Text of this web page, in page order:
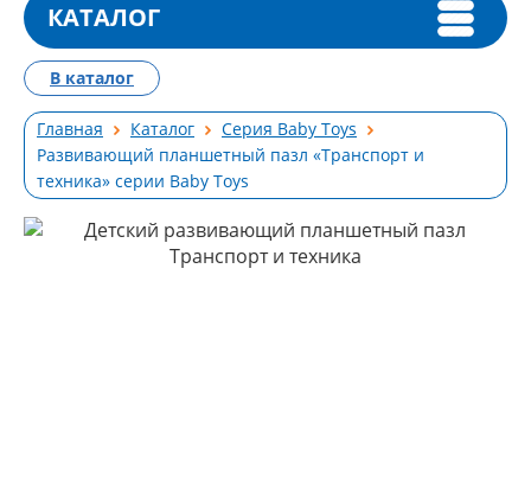
КАТАЛОГ
Главная Каталог
Серия Baby Toys
Развивающий планшетный пазл «Транспорт и
техника» серии Baby Toys
В каталог